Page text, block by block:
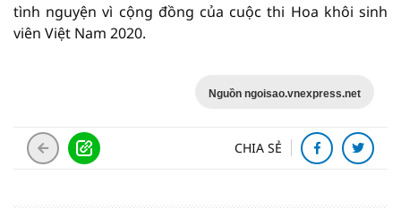
tình nguyện vì cộng đồng của cuộc thi Hoa khôi sinh
viên Việt Nam 2020.
Nguồn ngoisao.vnexpress.net
CHIA SẺ